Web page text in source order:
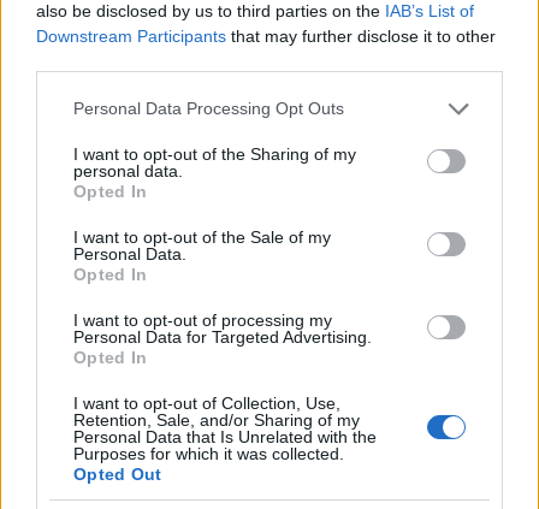
also be disclosed by us to third parties on the IAB’s List of
Downstream Participants that may further disclose it to other
Please note that this website/app uses one or more Google
not limited to your visit or usage behaviour. You may click to
grant or deny consent to Google and its third-party tags to
use your data for below specified purposes in below Google
consent section.
Personal Data Processing Opt Outs
I want to opt-out of the Sharing of my
personal data.
Opted In
I want to opt-out of the Sale of my
Personal Data.
Opted In
I want to opt-out of processing my
Personal Data for Targeted Advertising.
Opted In
I want to opt-out of Collection, Use,
Retention, Sale, and/or Sharing of my
Personal Data that Is Unrelated with the
Purposes for which it was collected.
Opted Out
NECROLOGIE
Mario Malu
Paolo Pinna
Martina Agostina Diturco
I nostri cari